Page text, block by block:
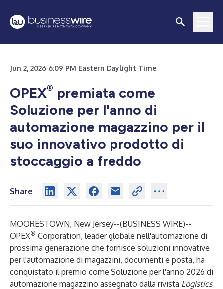
Jun 2, 2026 6:09 PM Eastern Daylight Time
OPEX® premiata come
Soluzione per l'anno di
automazione magazzino per il
suo innovativo prodotto di
stoccaggio a freddo
Share
MOORESTOWN, New Jersey--(BUSINESS WIRE)--
OPEX® Corporation, leader globale nell'automazione di
prossima generazione che fornisce soluzioni innovative
per l'automazione di magazzini, documenti e posta, ha
conquistato il premio come Soluzione per l'anno 2026 di
automazione magazzino assegnato dalla rivista Logistics